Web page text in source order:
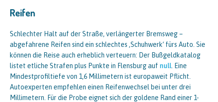
Reifen
Schlechter Halt auf der Straße, verlängerter Bremsweg –
abgefahrene Reifen sind ein schlechtes ‚Schuhwerk‘ fürs Auto. Sie
können die Reise auch erheblich verteuern: Der Bußgeldkatalog
listet etliche Strafen plus Punkte in Flensburg auf null . Eine
Mindestprofiltiefe von 1,6 Millimetern ist europaweit Pflicht.
Autoexperten empfehlen einen Reifenwechsel bei unter drei
Millimetern. Für die Probe eignet sich der goldene Rand einer 1-